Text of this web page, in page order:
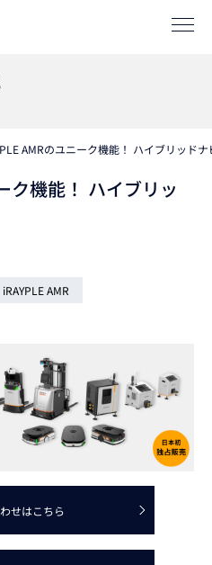
AMRのユニーク機能！ ハイブリッド
ク機能！ ハイブリッ
iRAYPLE AMR
せはこちら